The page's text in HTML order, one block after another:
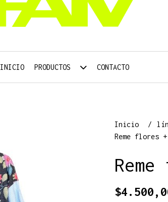
INICIO PRODUCTOS CONTACTO
Inicio
Reme flores